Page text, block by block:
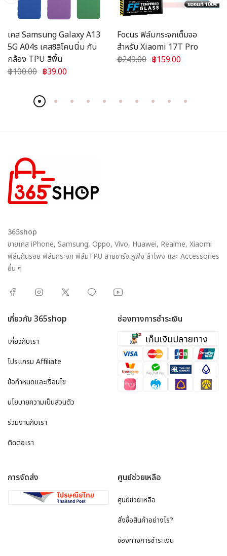
เคส Samsung Galaxy A13
5G A04s เคสซิลิโคนนิ่ม กัน
กล้อง TPU สีพื้น
฿100.00 ฿39.00
Focus ฟิล์มกระจกเต็มจอ
สำหรับ Xiaomi 17T Pro
฿249.00 ฿159.00
365shop
ขายเคส iPhone, Samsung, Oppo, Vivo, Huawei, Realme, Xiaomi
ฟิล์มกันรอย ฟิล์มกระจก ฟิล์มTPU สายชาร์จ หูฟัง ลำโพง และ Accessories
อื่น ๆ
เกี่ยวกับ 365shop
เกี่ยวกับเรา
โปรแกรม Affiliate
ข้อกำหนดและเงื่อนไข
นโยบายความเป็นส่วนตัว
ร่วมงานกับเรา
ติดต่อเรา
ช่องทางการชำระเงิน
การจัดส่ง ศูนย์ช่วยเหลือ
ศูนย์ช่วยเหลือ
สั่งซื้อสินค้าอย่างไร?
ช่องทางการชำระเงิน